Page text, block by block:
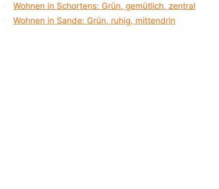
Wohnen in Schortens: Grün, gemütlich, zentral
Wohnen in Sande: Grün, ruhig, mittendrin